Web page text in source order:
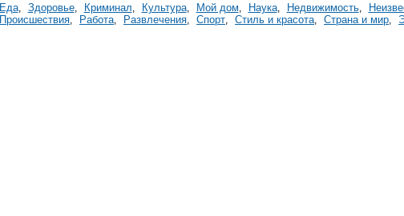
Еда, Здоровье, Криминал, Культура, Мой дом, Наука, Недвижимость,
Происшествия, Работа, Развлечения, Спорт, Стиль и красота, Страна и мир,